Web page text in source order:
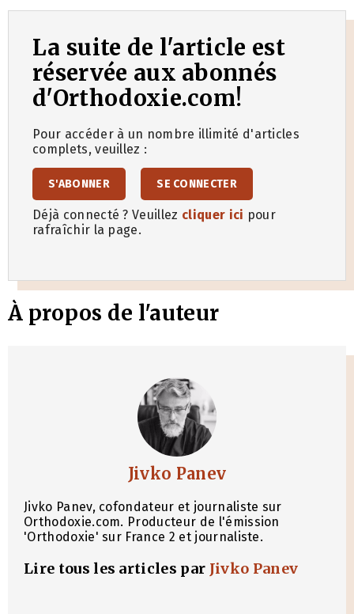
La suite de l'article est
réservée aux abonnés
d'Orthodoxie.com!
Pour accéder à un nombre illimité d'articles
complets, veuillez :
S'ABONNER SE CONNECTER
Déjà connecté ? Veuillez cliquer ici pour
rafraîchir la page.
À propos de l'auteur
Jivko Panev
Jivko Panev, cofondateur et journaliste sur
Orthodoxie.com. Producteur de l'émission
'Orthodoxie' sur France 2 et journaliste.
Lire tous les articles par Jivko Panev